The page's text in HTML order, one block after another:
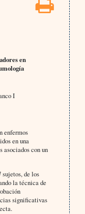
en
I
enfermos
en una
con un
de los
la técnica de
significativas